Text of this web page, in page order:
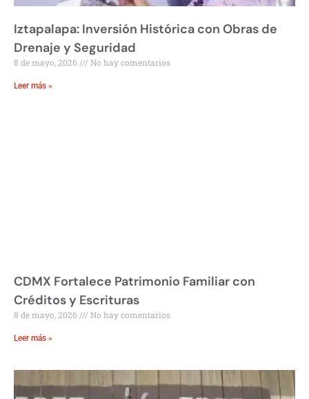
Iztapalapa: Inversión Histórica con Obras de
Drenaje y Seguridad
8 de mayo, 2026 No hay comentarios
Leer más »
CDMX Fortalece Patrimonio Familiar con
Créditos y Escrituras
8 de mayo, 2026 No hay comentarios
Leer más »